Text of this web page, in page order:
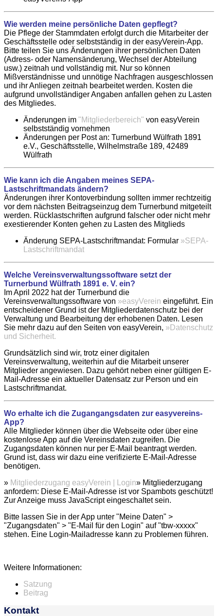
Wie werden meine persönliche Daten gepflegt?
Die Pflege der Stammdaten erfolgt durch die Mitarbeiter der
Geschäftsstelle oder selbstständig in der easyVerein-App.
Bitte teilen Sie uns Änderungen ihrer persönlichen Daten
(Adress- oder Namensänderung, Wechsel der Abteilung
usw.) zeitnah und vollständig mit. Nur so können
Mißverständnisse und unnötige Nachfragen ausgeschlossen
und ihr Anliegen zeitnah bearbeitet werden. Kosten die
aufgrund unvollständiger Angaben anfallen gehen zu Lasten
des Mitgliedes.
Änderungen im "Mitgliederbereich" von easyVerein
selbstständig vornehmen
Änderungen per Post an: Turnerbund Wülfrath 1891
e.V., Geschäftsstelle, Wilhelmstraße 189, 42489
Wülfrath
Wie kann ich die Angaben meines SEPA-
Lastschriftmandats ändern?
Änderungen ihrer Kontoverbindung sollten immer rechtzeitig
vor dem nächsten Beitragseinzug dem Turnerbund mitgeteilt
werden. Rücklastschriften aufgrund falscher oder nicht mehr
exestierender Konten gehen zu Lasten des Mitglieds
Änderung SEPA-Lastschriftmandat: Formular »SEPA-
Lastschriftmandat
Welche Vereinsverwaltungssoftware setzt der
Turnerbund Wülfrath 1891 e. V. ein?
Im April 2022 hat der Turnerbund die
Vereinsverwaltungssoftware von »easyVerein eingeführt. Ein
entscheidener Grund ist der Mitgliederdatenschutz bei der
Verwaltung und Bearbeitung der erhobenen Daten. Lesen
Sie mehr dazu auf den Seiten von easyVerein, »Datenschutz
und Sicherheit.
Grundsätzlich sind wir, trotz einer digitalen
Vereinsverwaltung, weiterhin auf die Mitarbeit unserer
Mitglieder angewiesen. Dazu gehört neben einer gültigen E-
Mail-Adresse ein aktueller Datensatz zur Person und ein
Lastschriftmandat.
Wo erhalte ich die Zugangangsdaten zur easyvereins-
App?
Alle Mitglieder können über die Webseite oder über eine
kostenlose App auf die Vereinsdaten zugreifen. Die
Zugangsdaten können nur per E-Mail beantragt werden.
Grund ist, dass wir dazu eine verifizierte E-Mail-Adresse
benötigen.
» Mitgliederzugang easyVerein | Login» Mitgliederzugang
anfordern: Diese E-Mail-Adresse ist vor Spambots geschützt!
Zur Anzeige muss JavaScript eingeschaltet sein.
Bitte lassen Sie in der App unter "Meine Daten" >
"Zugangsdaten" > "E-Mail für den Login" auf "tbw-xxxxx"
stehen. Eine Login-Mailadresse kann zu Problemen führen.
Weitere Informationen:
Satzung
Beitrag
Kontakt